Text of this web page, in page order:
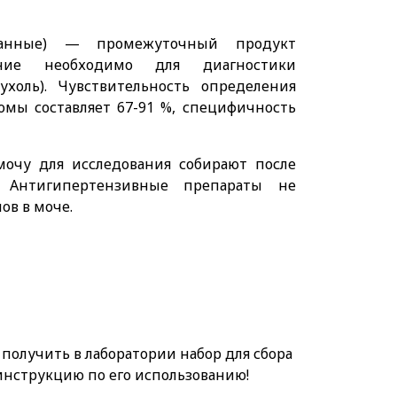
— промежуточный продукт
необходимо для диагностики
Чувствительность определения
составляет 67-91 %, специфичность
для исследования собирают после
препараты не
в моче.
в лаборатории набор для сбора
по его использованию!